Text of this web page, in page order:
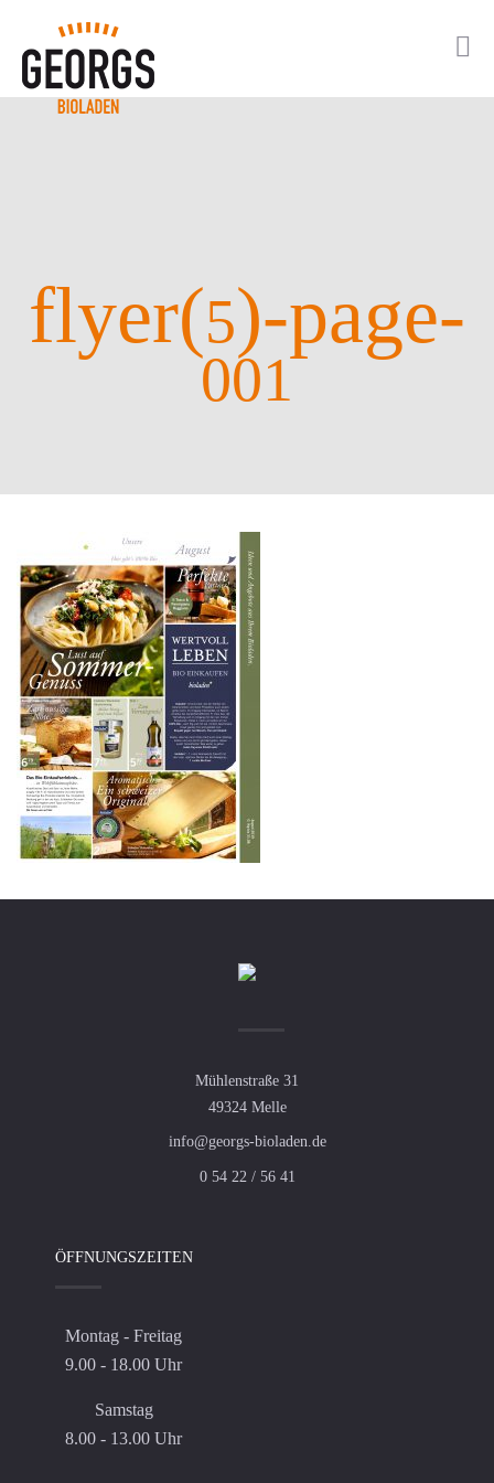
flyer(5)-page-
001
Mühlenstraße 31
49324 Melle
info@georgs-bioladen.de
0 54 22 / 56 41
ÖFFNUNGSZEITEN
Montag - Freitag
9.00 - 18.00 Uhr
Samstag
8.00 - 13.00 Uhr